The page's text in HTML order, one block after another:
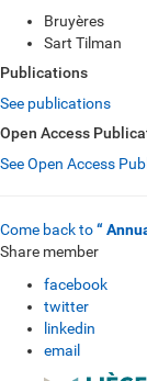
Bruyères
Sart Tilman
Publications
See publications
Open Access
See Open Access
Come back to“
Share member
facebook
twitter
linkedin
email